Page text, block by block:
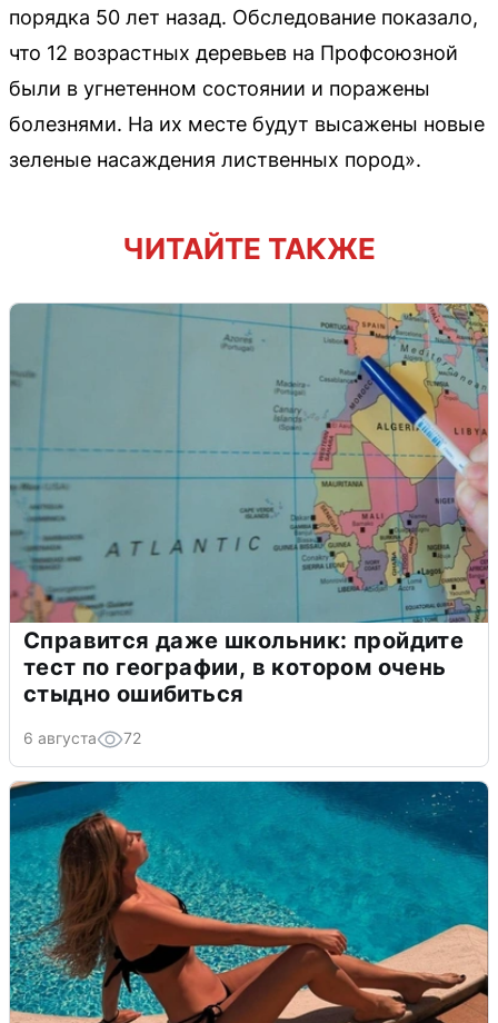
порядка 50 лет назад. Обследование показало,
что 12 возрастных деревьев на Профсоюзной
были в угнетенном состоянии и поражены
болезнями. На их месте будут высажены новые
зеленые насаждения лиственных пород».
ЧИТАЙТЕ ТАКЖЕ
Справится даже школьник: пройдите
тест по географии, в котором очень
стыдно ошибиться
6 августа 72